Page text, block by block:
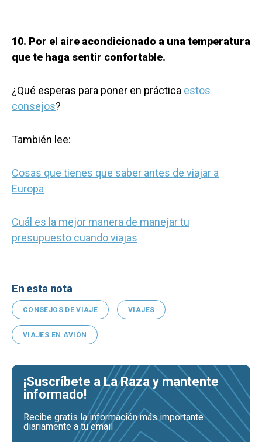
10. Por el aire acondicionado a una temperatura
que te haga sentir confortable.
¿Qué esperas para poner en práctica estos
consejos?
También lee:
Cosas que tienes que saber antes de viajar a
Europa
Cuál es la mejor manera de manejar tu
presupuesto cuando viajas
En esta nota
CONSEJOS DE VIAJE VIAJES
VIAJES EN AVIÓN
¡Suscríbete a La Raza y mantente
informado!
Recibe gratis la información más importante
diariamente a tu email